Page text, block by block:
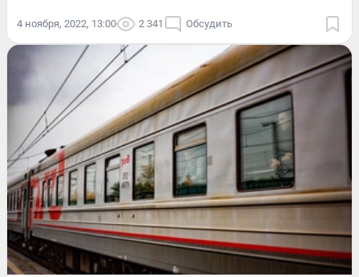
4 ноября, 2022, 13:00 2 341 Обсудить